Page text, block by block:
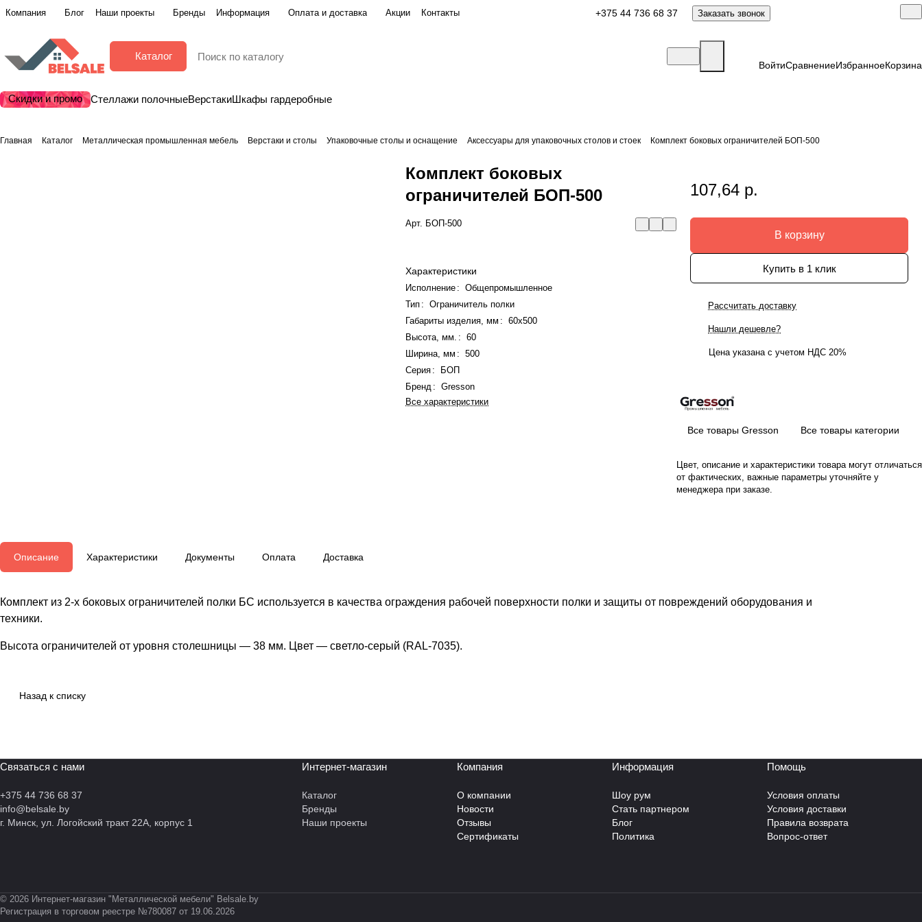
Компания Блог Наши проекты Бренды Информация Оплата и доставка Акции Контакты +375 44 736 68 37 Заказать звонок
Каталог
ВойтиСравнениеИзбранноеКорзина
Скидки и промо Стеллажи полочныеВерстакиШкафы гардеробные
Главная Каталог Металлическая промышленная мебель Верстаки и столы Упаковочные столы и оснащение Аксессуары для упаковочных столов и стоек Комплект боковых ограничителей БОП-500
Комплект боковых
ограничителей БОП-500
Арт. БОП-500
Характеристики
Исполнение :
Общепромышленное
Тип :
Ограничитель полки
Габариты изделия, мм :
60x500
Высота, мм. :
60
Ширина, мм :
500
Серия :
БОП
Бренд :
Gresson
Все характеристики
107,64 р.
В корзину
Купить в 1 клик
Рассчитать доставку
Нашли дешевле?
Цена указана с учетом НДС 20%
Все товары Gresson Все товары категории
Цвет, описание и характеристики товара могут отличаться
от фактических, важные параметры уточняйте у
менеджера при заказе.
Описание Характеристики Документы Оплата Доставка
Комплект из 2-х боковых ограничителей полки БС используется в качества ограждения рабочей поверхности полки и защиты от повреждений оборудования и
техники.
Высота ограничителей от уровня столешницы — 38 мм. Цвет — светло-серый (RAL-7035).
Назад к списку
Связаться с нами
+375 44 736 68 37
info@belsale.by
г. Минск, ул. Логойский тракт 22А, корпус 1
Интернет-магазин
Каталог
Бренды
Наши проекты
Компания
О компании
Новости
Отзывы
Сертификаты
Информация
Шоу рум
Стать партнером
Блог
Политика
Помощь
Условия оплаты
Условия доставки
Правила возврата
Вопрос-ответ
© 2026 Интернет-магазин "Металлической мебели" Belsale.by
Регистрация в торговом реестре №780087 от 19.06.2026